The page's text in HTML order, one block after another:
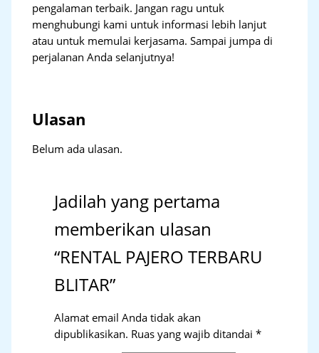
pengalaman terbaik. Jangan ragu untuk
menghubungi kami untuk informasi lebih lanjut
atau untuk memulai kerjasama. Sampai jumpa di
perjalanan Anda selanjutnya!
Ulasan
Belum ada ulasan.
Jadilah yang pertama
memberikan ulasan
“RENTAL PAJERO TERBARU
BLITAR”
Alamat email Anda tidak akan
dipublikasikan. Ruas yang wajib ditandai*